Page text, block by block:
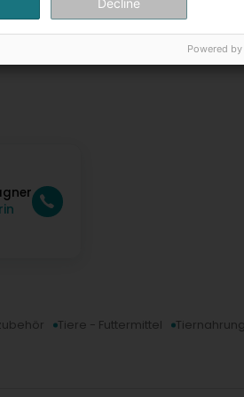
Tiere - Futtermittel Tiernahrung
Decline
Powered by